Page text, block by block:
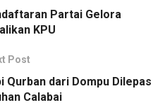
Partai Gelora
KPU
Post
Qurban dari Dompu Dilepas
Calabai